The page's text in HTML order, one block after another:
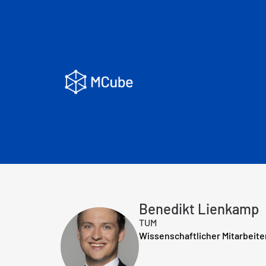
Benedikt Lienkamp
TUM
Wissenschaftlicher